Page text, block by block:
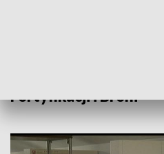
Fortyfikacji i Broni